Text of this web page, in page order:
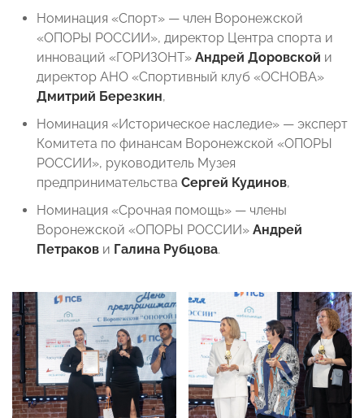
Номинация «Спорт» — член Воронежской
«ОПОРЫ РОССИИ», директор Центра спорта и
инноваций «ГОРИЗОНТ» Андрей Доровской и
директор АНО «Спортивный клуб «ОСНОВА»
Дмитрий Березкин,
Номинация «Историческое наследие» — эксперт
Комитета по финансам Воронежской «ОПОРЫ
РОССИИ», руководитель Музея
предпринимательства Сергей Кудинов,
Номинация «Срочная помощь» — члены
Воронежской «ОПОРЫ РОССИИ» Андрей
Петраков и Галина Рубцова.